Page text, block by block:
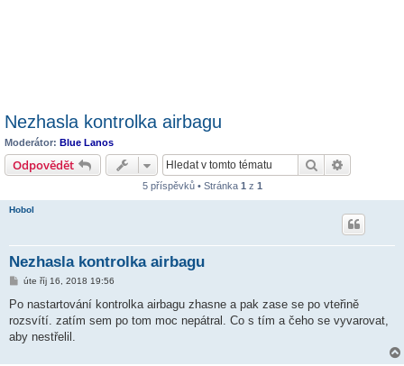
Nezhasla kontrolka airbagu
Moderátor: Blue Lanos
Odpovědět Hledat
5 příspěvků • Stránka 1 z 1
Hobol
Nezhasla kontrolka airbagu
P
í
p
ě
v
úte říj 16, 2018 19:56
Po nastartování kontrolka airbagu zhasne a pak zase se po vteřině
rozsvítí. zatím sem po tom moc nepátral. Co s tím a čeho se vyvarovat,
aby nestřelil.